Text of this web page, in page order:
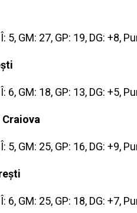
5, GM: 27, GP: 19, DG: +8,
6, GM: 18, GP: 13, DG: +5,
5, GM: 25, GP: 16, DG: +9,
6, GM: 25, GP: 18, DG: +7,